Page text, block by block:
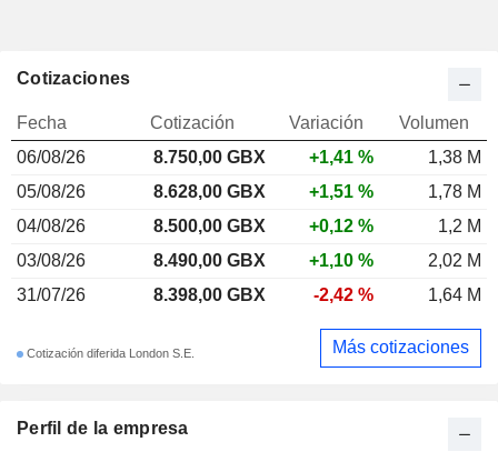
Perfil de la empresa
Cotizaciones
Fecha Cotización Variación
Volumen
06/08/26
8.750,00 GBX +1,41 %
1,38 M
05/08/26
8.628,00 GBX +1,51 %
1,78 M
04/08/26
8.500,00 GBX +0,12 %
1,2 M
03/08/26
8.490,00 GBX +1,10 %
2,02 M
31/07/26
8.398,00 GBX -2,42 % 1,64 M
Cotización diferida London S.E. Más cotizaciones